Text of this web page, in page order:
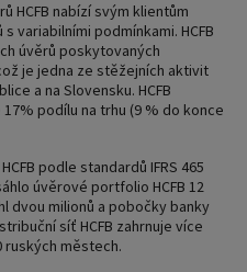
HCFB nabízí svým klientům
variabilními podmínkami. HCFB
úvěrů poskytovaných
je jedna ze stěžejních aktivit
a na Slovensku. HCFB
podílu na trhu (9 % do konce
podle standardů IFRS 465
úvěrové portfolio HCFB 12
dvou milionů a pobočky banky
síť HCFB zahrnuje více
ruských městech.